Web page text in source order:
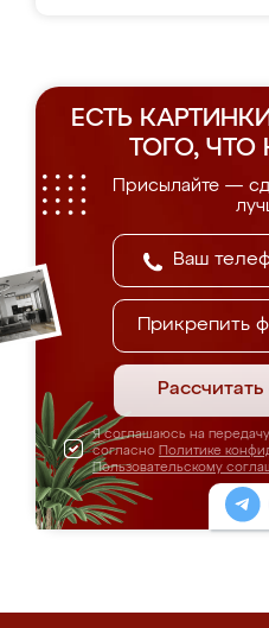
ЕСТЬ
ТОГО, ЧТО
Присылайте —
Прикрепить
Я соглашаюсь на
согласно Политике
Пользовательскому